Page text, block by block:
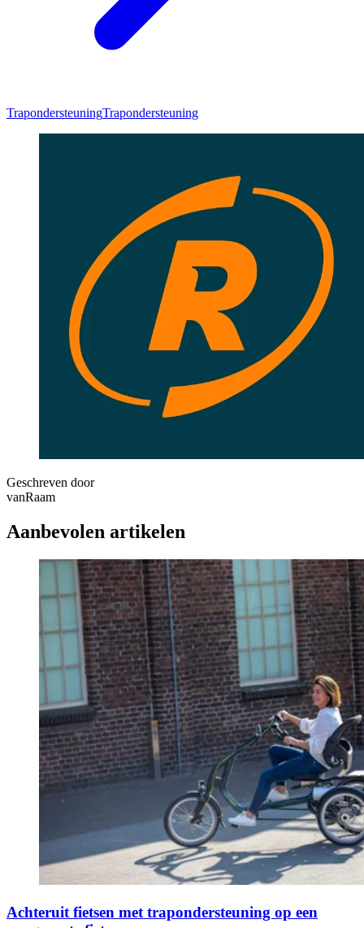
TrapondersteuningTrapondersteuning
Geschreven door
vanRaam
Aanbevolen artikelen
Achteruit fietsen met trapondersteuning op een